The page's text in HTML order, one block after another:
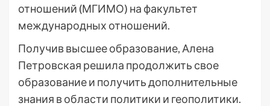
отношений (МГИМО) на факультет
международных отношений.
Получив высшее образование, Алена
Петровская решила продолжить свое
образование и получить дополнительные
знания в области политики и геополитики.